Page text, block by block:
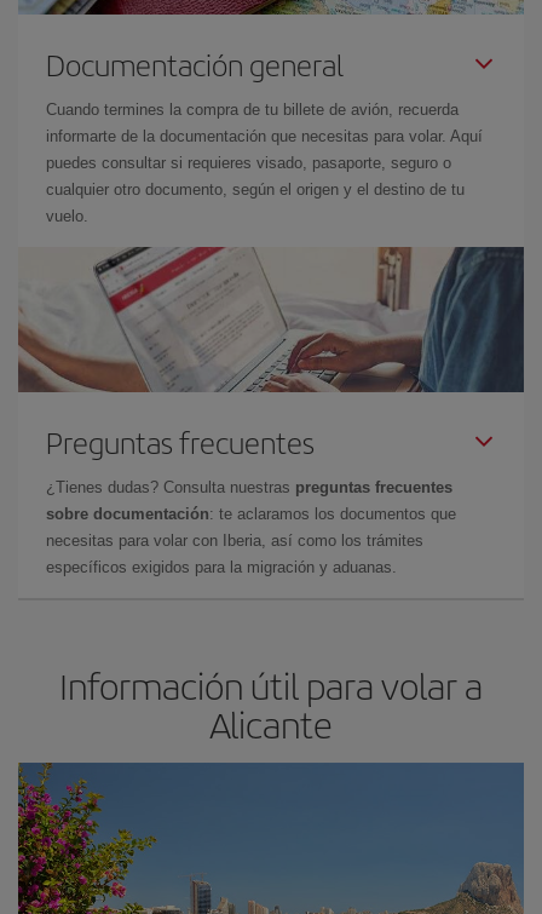
Documentación general
Cuando termines la compra de tu billete de avión, recuerda
informarte de la documentación que necesitas para volar. Aquí
puedes consultar si requieres visado, pasaporte, seguro o
cualquier otro documento, según el origen y el destino de tu
vuelo.
Preguntas frecuentes
¿Tienes dudas? Consulta nuestras preguntas frecuentes
sobre documentación: te aclaramos los documentos que
necesitas para volar con Iberia, así como los trámites
específicos exigidos para la migración y aduanas.
Información útil para volar a
Alicante